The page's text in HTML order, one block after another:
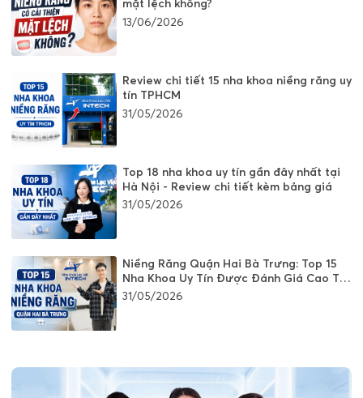
mặt lệch không?
13/06/2026
Review chi tiết 15 nha khoa niềng răng uy
tín TPHCM
31/05/2026
Top 18 nha khoa uy tín gần đây nhất tại
Hà Nội - Review chi tiết kèm bảng giá
31/05/2026
Niềng Răng Quận Hai Bà Trưng: Top 15
Nha Khoa Uy Tín Được Đánh Giá Cao Tại
Hà Nội
31/05/2026